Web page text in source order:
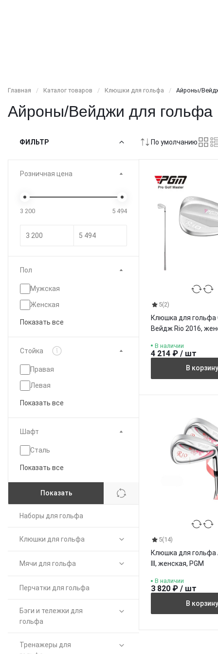
Главная / Каталог товаров / Клюшки для гольфа / Айроны/
Айроны/Вейджи для гольфа
ФИЛЬТР
Розничная цена
3 200 5 494
Пол
Мужская
Женская
Показать все
Стойка
Правая
Левая
Показать все
Шафт
Сталь
Показать все
Показать
Наборы для гольфа
Клюшки для гольфа
Вуды для гольфа
Паттеры для гольфа
Мячи для гольфа
Игровые мячи для гольфа
гольфа
Перчатки для гольфа
Бэги и тележки для
гольфа
Тележки для гольфа
Тренажеры для
По умолчанию
5(2)
Клюшка для гольфа
Вейдж Rio 2016,
В наличии
4 214 ₽ / шт
В корзину
5(14)
Клюшка для гольфа
III, женская, PGM
В наличии
3 820 ₽ / шт
В корзину